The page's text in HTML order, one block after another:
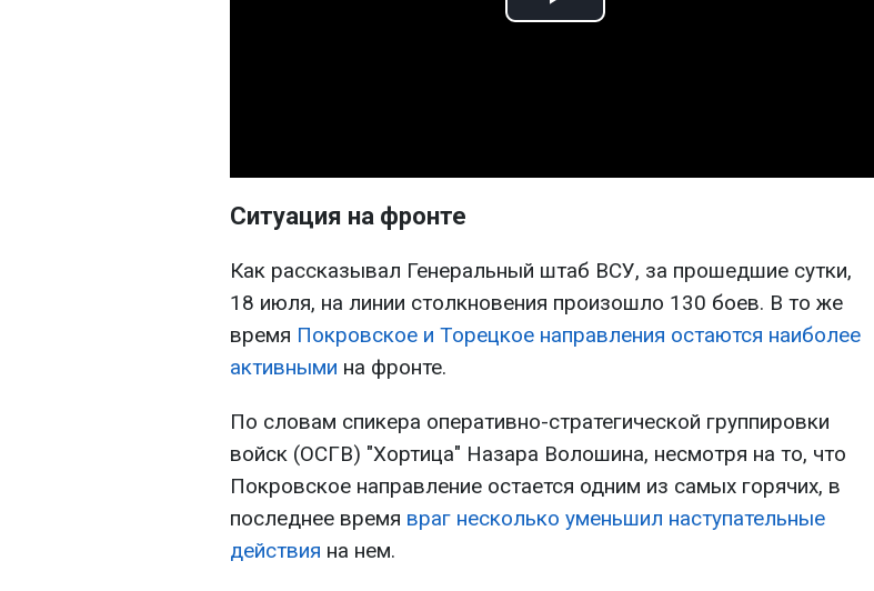
Play
Ситуация на фронте
Как рассказывал Генеральный штаб ВСУ, за прошедшие сутки,
18 июля, на линии столкновения произошло 130 боев. В то же
время Покровское и Торецкое направления остаются наиболее
активными на фронте.
По словам спикера оперативно-стратегической группировки
войск (ОСГВ) "Хортица" Назара Волошина, несмотря на то, что
Покровское направление остается одним из самых горячих, в
последнее время враг несколько уменьшил наступательные
действия на нем.